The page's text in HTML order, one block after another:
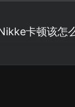
卡顿该怎